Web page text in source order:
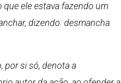
que ele estava fazendo um
dizendo: desmancha
por si só, denota a